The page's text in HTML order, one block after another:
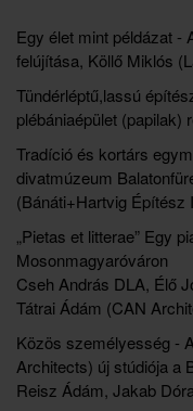
Egy élet mint példázat -
felújítása, Köllő Miklós
Tündérléptű,lassú
plébániaépület (papilak)
Tradíció és kortárs
divatmúzeum
(Bánáti+Hartvig Építész
„Pietas et litterae” Egy
Mosonmagyaróváron
Cseh András DLA, Élő
Tátrai Ádám (CAN
Közös személyesség -
Architects) új stúdiója a
Reisz Ádám, Jakab